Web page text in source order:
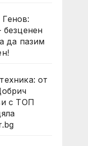
безценен
да пазим
от
с ТОП